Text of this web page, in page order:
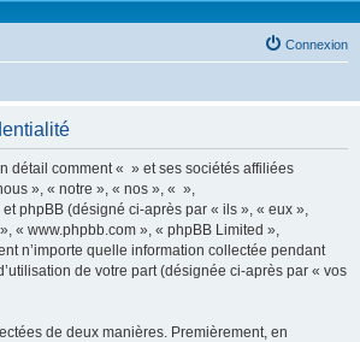
Connexion
détail comment « » et ses sociétés affiliées
», « notre », « nos », « »,
phpBB (désigné ci-après par « ils », « eux »,
« www.phpbb.com », « phpBB Limited »,
n’importe quelle information collectée pendant
de votre part (désignée ci-après par « vos
de deux manières. Premièrement, en